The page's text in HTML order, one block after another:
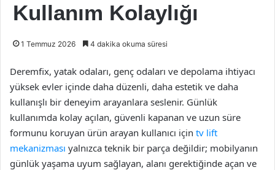
Kullanım Kolaylığı
1 Temmuz 2026 4 dakika okuma süresi
Deremfix, yatak odaları, genç odaları ve depolama ihtiyacı
yüksek evler içinde daha düzenli, daha estetik ve daha
kullanışlı bir deneyim arayanlara seslenir. Günlük
kullanımda kolay açılan, güvenli kapanan ve uzun süre
formunu koruyan ürün arayan kullanıcı için tv lift
mekanizması yalnızca teknik bir parça değildir; mobilyanın
günlük yaşama uyum sağlayan, alanı gerektiğinde açan ve